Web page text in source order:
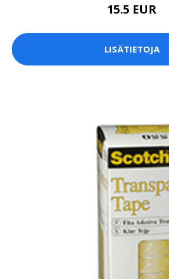
15.5 EUR
LISÄTIETOJA